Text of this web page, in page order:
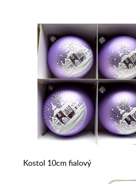
Kostol 10cm fialový